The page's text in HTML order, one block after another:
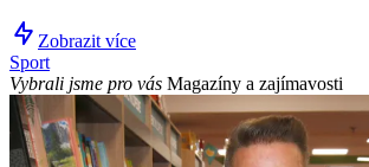
Zobrazit více
Sport
Vybrali jsme pro vás Magazíny a zajímavosti